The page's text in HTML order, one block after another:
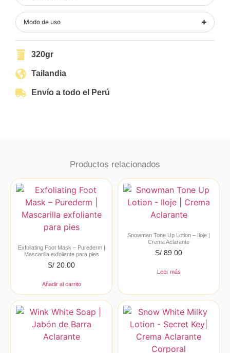
Modo de uso
320gr
Tailandia
Envío a todo el Perú
Productos relacionados
Exfoliating Foot Mask – Purederm |
Mascarilla exfoliante para pies
S/ 20.00
Añadir al carrito
Snowman Tone Up Lotion – Iloje |
Crema Aclarante
S/ 89.00
Leer más